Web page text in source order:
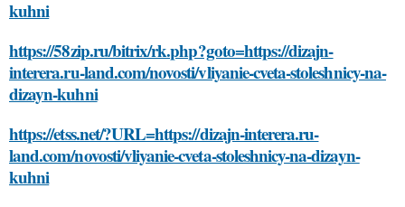
kuhni
https://58zip.ru/bitrix/rk.php?goto=https://dizajn-
interera.ru-land.com/novosti/vliyanie-cveta-stoleshnicy-na-
dizayn-kuhni
https://etss.net/?URL=https://dizajn-interera.ru-
land.com/novosti/vliyanie-cveta-stoleshnicy-na-dizayn-
kuhni